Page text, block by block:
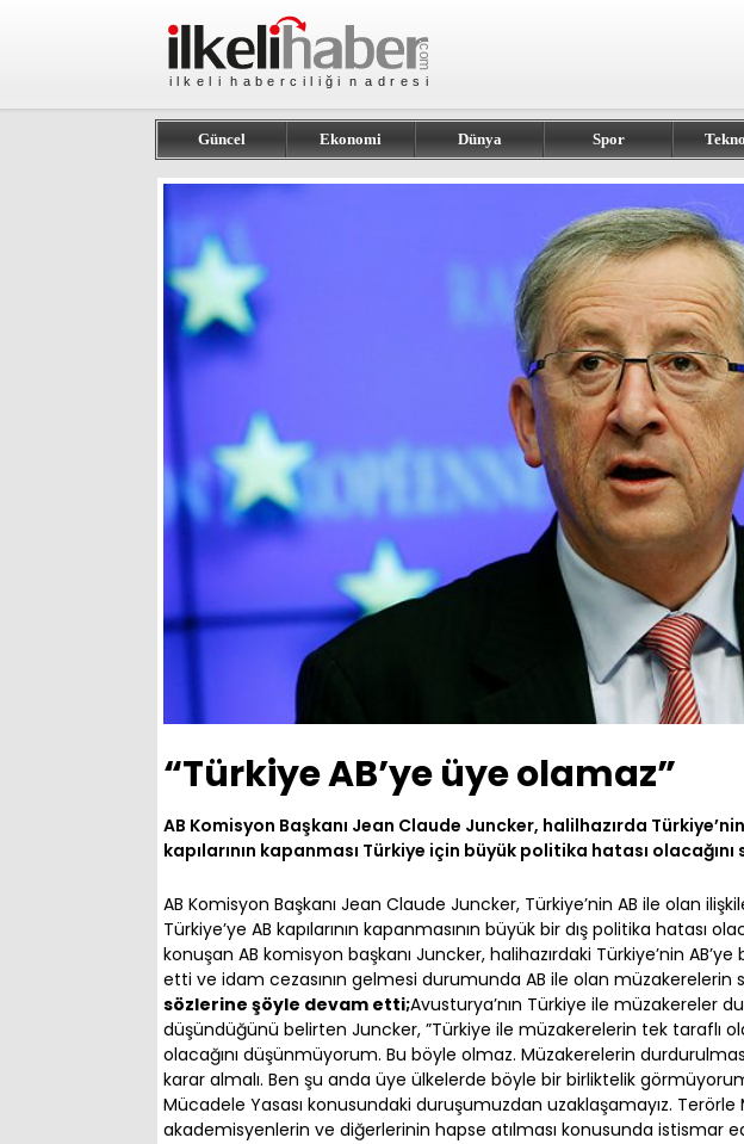
Güncel Ekonomi Dünya Spor
“Türkiye AB’ye üye olamaz”
AB Komisyon Başkanı Jean Claude Juncker, halilhazırda
kapılarının kapanması Türkiye için büyük politika hatası olacağını
AB Komisyon Başkanı Jean Claude Juncker, Türkiye’nin AB ile olan
Türkiye’ye AB kapılarının kapanmasının büyük bir dış politika hatası
konuşan AB komisyon başkanı Juncker, halihazırdaki Türkiye’nin
etti ve idam cezasının gelmesi durumunda AB ile olan müzakerelerin
sözlerine şöyle devam etti;Avusturya’nın Türkiye ile müzakereler
düşündüğünü belirten Juncker, ”Türkiye ile müzakerelerin tek taraflı
olacağını düşünmüyorum. Bu böyle olmaz. Müzakerelerin
karar almalı. Ben şu anda üye ülkelerde böyle bir birliktelik
Mücadele Yasası konusundaki duruşumuzdan uzaklaşamayız.
akademisyenlerin ve diğerlerinin hapse atılması konusunda istismar